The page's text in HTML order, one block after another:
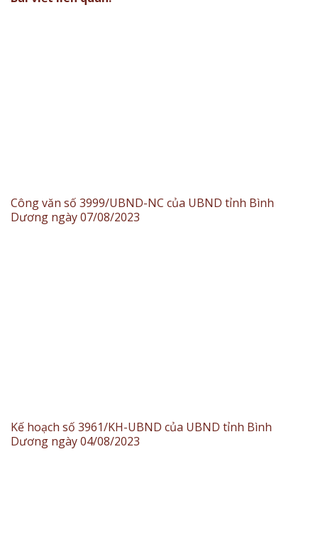
Công văn số 3999/UBND-NC của UBND tỉnh Bình
Dương ngày 07/08/2023
Kế hoạch số 3961/KH-UBND của UBND tỉnh Bình
Dương ngày 04/08/2023